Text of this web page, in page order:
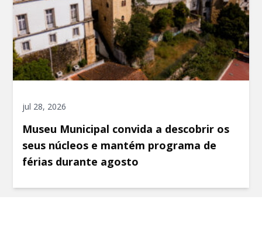
jul 28, 2026
Museu Municipal convida a descobrir os
seus núcleos e mantém programa de
férias durante agosto